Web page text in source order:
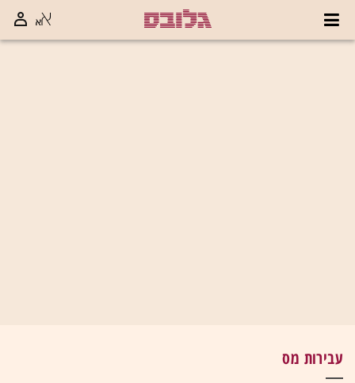
עבירות מס